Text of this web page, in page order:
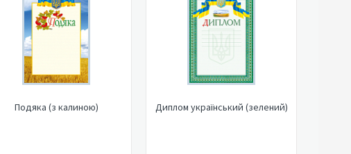
Подяка (з калиною) Диплом український (зелений)